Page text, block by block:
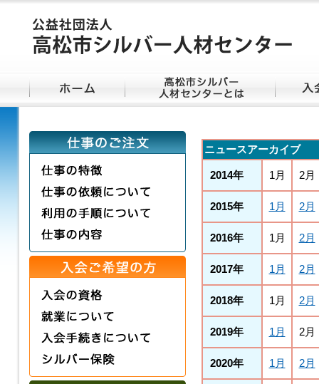
ニュースアーカイブ
2014年 1月 2月
2015年 1月 2月
2016年 1月 2月
2017年 1月 2月
2018年 1月 2月
2019年 1月 2月
2020年 1月 2月